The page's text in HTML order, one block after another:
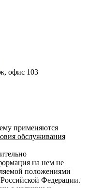
офис 103
применяются
обслуживания
на нем не
положениями
Федерации.